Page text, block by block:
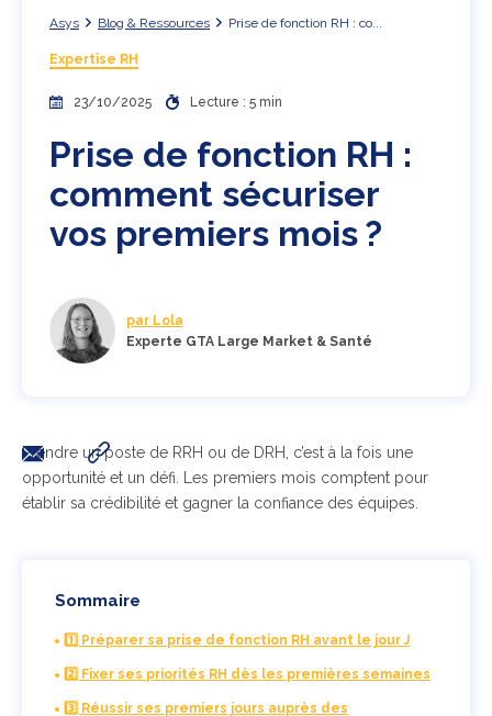
Asys Blog & Ressources Prise de fonction RH : co...
Expertise RH
23/10/2025 Lecture : 5 min
Prise de fonction RH :
comment sécuriser
vos premiers mois ?
par Lola
Experte GTA Large Market & Santé
Prendre un poste de RRH ou de DRH, c’est à la fois une
opportunité et un défi. Les premiers mois comptent pour
établir sa crédibilité et gagner la confiance des équipes.
Sommaire
1️⃣ Préparer sa prise de fonction RH avant le jour J
2️⃣ Fixer ses priorités RH dès les premières semaines
3️⃣ Réussir ses premiers jours auprès des